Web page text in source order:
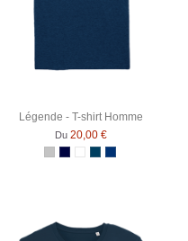
Légende - T-shirt Homme
Du 20,00 €
Gris Chiné
Bleu Marine
BlancDenimBleu Marine